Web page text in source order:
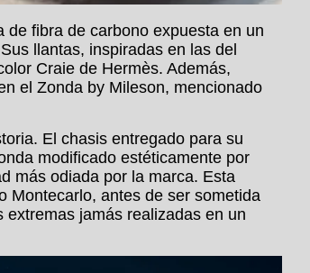
de fibra de carbono expuesta en un
llantas, inspiradas en las del
Craie de Hermès. Además,
el Zonda by Mileson, mencionado
El chasis entregado para su
modificado estéticamente por
más odiada por la marca. Esta
Montecarlo, antes de ser sometida
jamás realizadas en un